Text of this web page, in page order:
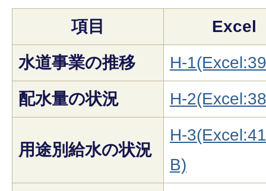
項目
Excel
水道事業の推移
H-
配水量の状況
H-
用途別給水の状況
H-
B)